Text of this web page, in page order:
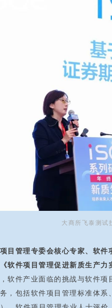
大商所飞泰测试
目管理专委会核心专家、软
软件项目管理促进新质生产力
软件产业面临的挑战与软件
，包括软件项目管理标准体